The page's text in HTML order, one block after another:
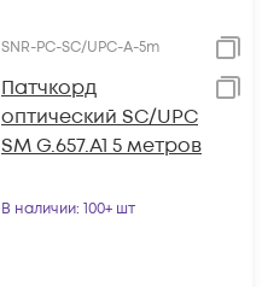
SNR-PC-SC/UPC-A-5m
Патчкорд
оптический SC/UPC
SM G.657.A1 5 метров
В наличии: 100+ шт